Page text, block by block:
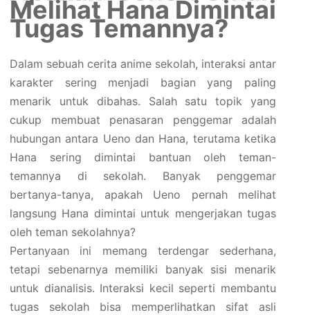
Melihat Hana Dimintai
Tugas Temannya?
Dalam sebuah cerita anime sekolah, interaksi antar
karakter sering menjadi bagian yang paling
menarik untuk dibahas. Salah satu topik yang
cukup membuat penasaran penggemar adalah
hubungan antara Ueno dan Hana, terutama ketika
Hana sering dimintai bantuan oleh teman-
temannya di sekolah. Banyak penggemar
bertanya-tanya, apakah Ueno pernah melihat
langsung Hana dimintai untuk mengerjakan tugas
oleh teman sekolahnya?
Pertanyaan ini memang terdengar sederhana,
tetapi sebenarnya memiliki banyak sisi menarik
untuk dianalisis. Interaksi kecil seperti membantu
tugas sekolah bisa memperlihatkan sifat asli